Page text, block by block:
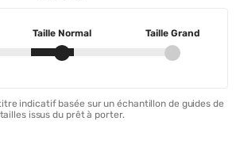
Taille Normal Taille Grand
indicatif basée sur un échantillon de guides de
tailles issus du prêt à porter.